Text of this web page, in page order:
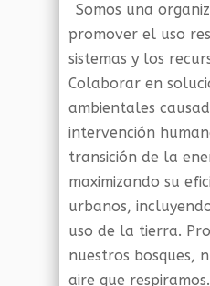
Somos una
promover el uso
sistemas y los
Colaborar en
ambientales
intervención
transición de la
maximizando su
urbanos,
uso de la tierra.
nuestros bosques,
aire que